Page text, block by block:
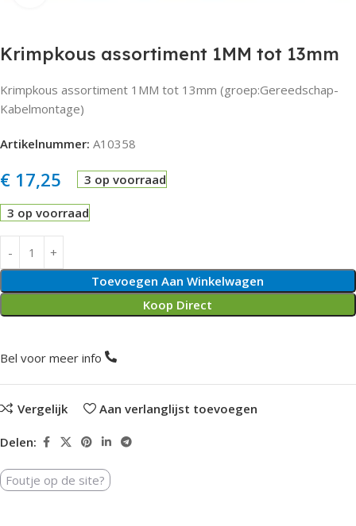
Krimpkous assortiment 1MM tot 13mm
Krimpkous assortiment 1MM tot 13mm (groep:Gereedschap-
Kabelmontage)
Artikelnummer: A10358
€ 17,25 3 op voorraad
3 op voorraad
Toevoegen Aan Winkelwagen
Koop Direct
Bel voor meer info
Vergelijk Aan verlanglijst toevoegen
Delen:
Foutje op de site?